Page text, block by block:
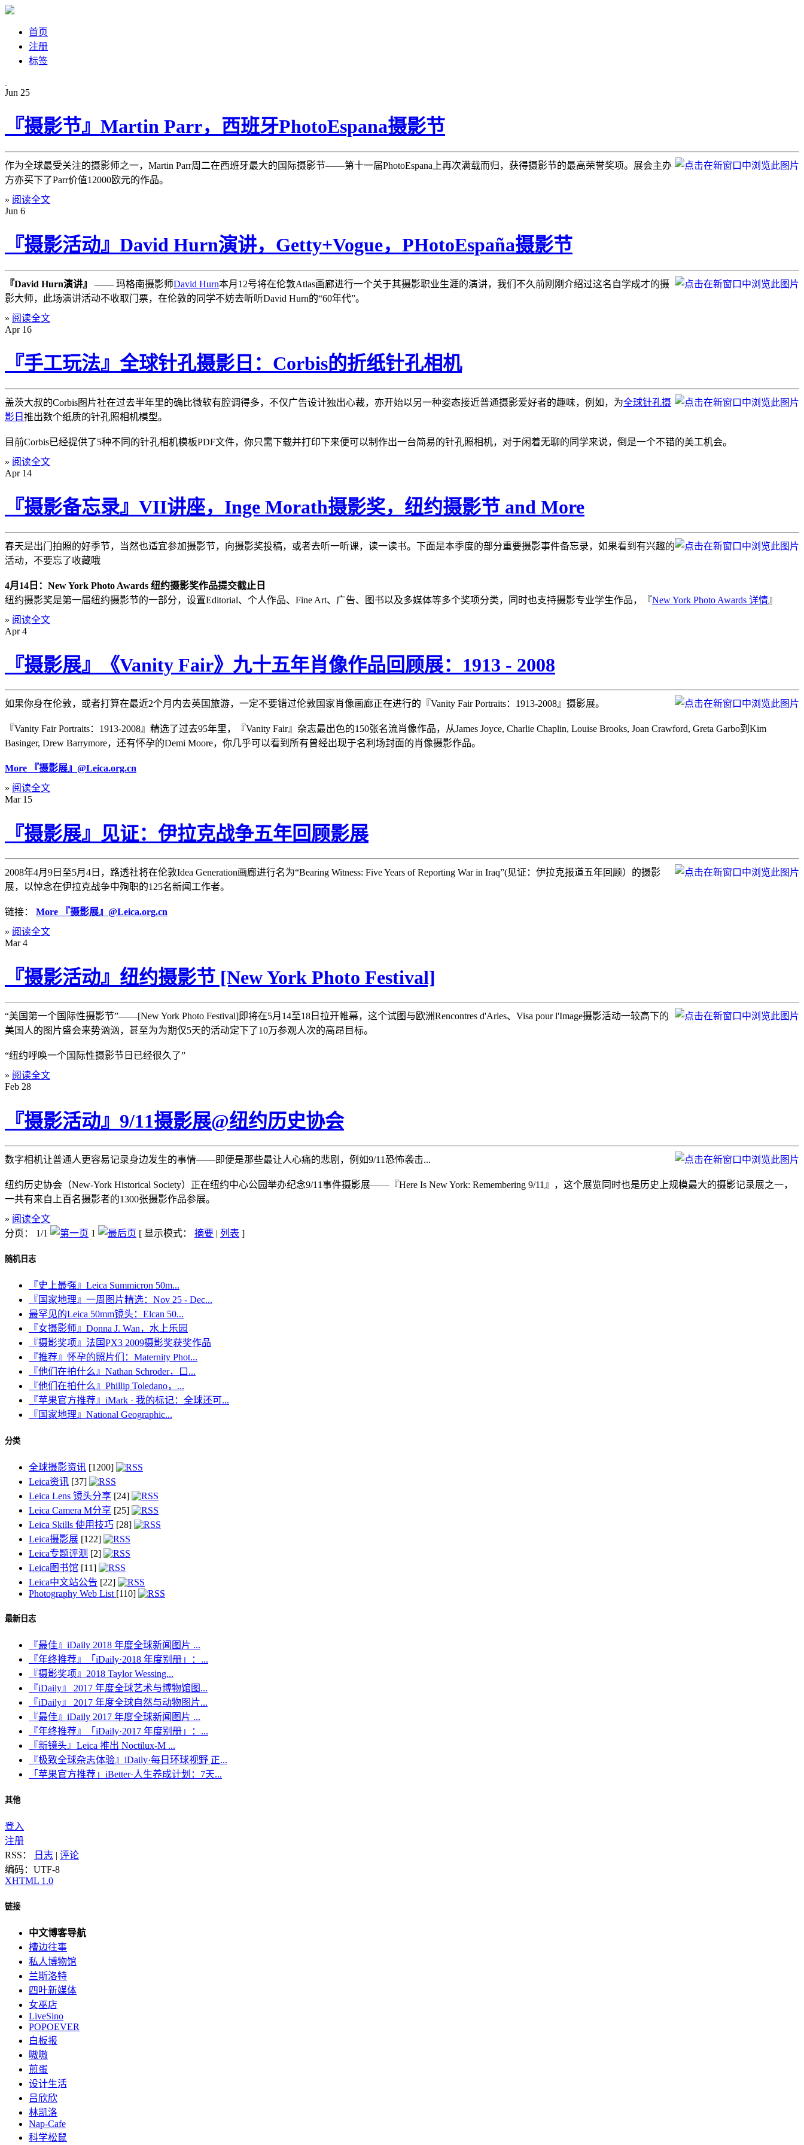
首页
注册
标签
Jun 25
『摄影节』Martin Parr，西班牙PhotoEspana摄影节
作为全球最受关注的摄影师之一，Martin Parr周二在西班牙最大的国际摄影节——第十一届PhotoEspana上再次满载而归，获得摄影节的最高荣誉奖项。展会主办
方亦买下了Parr价值12000欧元的作品。
» 阅读全文
Jun 6
『摄影活动』David Hurn演讲，Getty+Vogue，PHotoEspaña摄影节
『David Hurn演讲』 —— 玛格南摄影师David Hurn本月12号将在伦敦Atlas画廊进行一个关于其摄影职业生涯的演讲，我们不久前刚刚介绍过这名自学成才的摄
影大师，此场演讲活动不收取门票，在伦敦的同学不妨去听听David Hurn的“60年代”。
» 阅读全文
Apr16
『手工玩法』全球针孔摄影日：Corbis的折纸针孔相机
盖茨大叔的Corbis图片社在过去半年里的确比微软有腔调得多，不仅广告设计独出心裁，亦开始以另一种姿态接近普通摄影爱好者的趣味，例如，为全球针孔摄
影日 推出数个纸质的针孔照相机模型。
目前Corbis已经提供了5种不同的针孔相机模板PDF文件，你只需下载并打印下来便可以制作出一台简易的针孔照相机，对于闲着无聊的同学来说，倒是一个不错的美工机会。
» 阅读全文
Apr14
『摄影备忘录』VII讲座，Inge Morath摄影奖，纽约摄影节 and More
春天是出门拍照的好季节，当然也适宜参加摄影节，向摄影奖投稿，或者去听一听课，读一读书。下面是本季度的部分重要摄影事件备忘录，如果看到有兴趣的
活动，不要忘了收藏哦
4月14日：New York Photo Awards 纽约摄影奖作品提交截止日
纽约摄影奖是第一届纽约摄影节的一部分，设置Editorial、个人作品、Fine Art、广告、图书以及多媒体等多个奖项分类，同时也支持摄影专业学生作品，『New York Photo Awards 详情』
» 阅读全文
Apr4
『摄影展』《Vanity Fair》九十五年肖像作品回顾展：1913 - 2008
如果你身在伦敦，或者打算在最近2个月内去英国旅游，一定不要错过伦敦国家肖像画廊正在进行的『Vanity Fair Portraits：1913-2008』摄影展。
『Vanity Fair Portraits：1913-2008』精选了过去95年里，『Vanity Fair』杂志最出色的150张名流肖像作品，从James Joyce, Charlie Chaplin, Louise Brooks, Joan Crawford, Greta Garbo到Kim
Basinger, Drew Barrymore，还有怀孕的Demi Moore，你几乎可以看到所有曾经出现于名利场封面的肖像摄影作品。
More 『摄影展』@Leica.org.cn
» 阅读全文
Mar15
『摄影展』见证：伊拉克战争五年回顾影展
2008年4月9日至5月4日，路透社将在伦敦Idea Generation画廊进行名为“Bearing Witness: Five Years of Reporting War in Iraq”(见证：伊拉克报道五年回顾）的摄影
展，以悼念在伊拉克战争中殉职的125名新闻工作者。
链接： More 『摄影展』@Leica.org.cn
» 阅读全文
Mar4
『摄影活动』纽约摄影节 [New York Photo Festival]
“美国第一个国际性摄影节”——[New York Photo Festival]即将在5月14至18日拉开帷幕，这个试图与欧洲Rencontres d'Arles、Visa pour l'Image摄影活动一较高下的
美国人的图片盛会来势汹汹，甚至为为期仅5天的活动定下了10万参观人次的高昂目标。
“纽约呼唤一个国际性摄影节日已经很久了”
» 阅读全文
Feb 28
『摄影活动』9/11摄影展@纽约历史协会
数字相机让普通人更容易记录身边发生的事情——即便是那些最让人心痛的悲剧，例如9/11恐怖袭击...
纽约历史协会（New-York Historical Society）正在纽约中心公园举办纪念9/11事件摄影展——『Here Is New York: Remembering 9/11』，这个展览同时也是历史上规模最大的摄影记录展之一，
一共有来自上百名摄影者的1300张摄影作品参展。
» 阅读全文
分页： 1/1
1 [ 显示模式： 摘要 | 列表 ]
随机日志
『史上最强』Leica Summicron 50m...
『国家地理』一周图片精选：Nov 25 - Dec...
最罕见的Leica 50mm镜头：Elcan 50...
『女摄影师』Donna J. Wan，水上乐园
『摄影奖项』法国PX3 2009摄影奖获奖作品
『推荐』怀孕的照片们：Maternity Phot...
『他们在拍什么』Nathan Schroder，口...
『他们在拍什么』Phillip Toledano，...
『苹果官方推荐』iMark · 我的标记：全球还可...
『国家地理』National Geographic...
分类
全球摄影资讯 [1200]
Leica资讯 [37]
Leica Lens 镜头分享 [24]
Leica Camera M分享 [25]
Leica Skills 使用技巧 [28]
Leica摄影展 [122]
Leica专题评测 [2]
Leica图书馆 [11]
Leica中文站公告 [22]
Photography Web List [110]
最新日志
『最佳』iDaily 2018 年度全球新闻图片 ...
『年终推荐』「iDaily·2018 年度别册」：...
『摄影奖项』2018 Taylor Wessing...
『iDaily』 2017 年度全球艺术与博物馆图...
『iDaily』 2017 年度全球自然与动物图片...
『最佳』iDaily 2017 年度全球新闻图片 ...
『年终推荐』「iDaily·2017 年度别册」：...
『新镜头』Leica 推出 Noctilux-M ...
『极致全球杂志体验』iDaily·每日环球视野 正...
「苹果官方推荐」iBetter·人生养成计划：7天...
其他
登入
注册
RSS：
日志 | 评论
编码：UTF-8
XHTML 1.0
链接
中文博客导航
槽边往事
私人博物馆
兰斯洛特
四叶新媒体
女巫店
LiveSino
POPOEVER
白板报
嗷嗷
煎蛋
设计生活
吕欣欣
林凯洛
Nap-Cafe
科学松鼠